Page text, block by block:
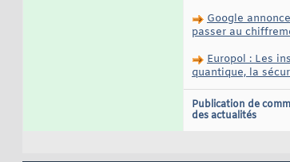
Google
passer au
Europol : Les
quantique, la
Publication de
des actualités